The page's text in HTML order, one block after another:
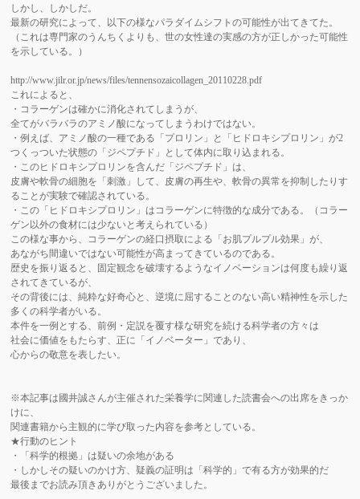
しかし、しかしだ。
最新の研究によって、以下の様なパラダイムシフトの可能性が出てきてた。
（これは専門家のうんちくよりも、世の女性達の実感の方が正しかった可能性
を示している。）
http://www.jilr.or.jp/news/files/tennensozaicollagen_20110228.pdf
これによると、
・コラーゲンは確かに消化されてしまうが、
全てがバラバラのアミノ酸になってしまうわけではない。
・例えば、アミノ酸の一種である「プロリン」と「ヒドロキシプロリン」が2
つくっついた状態の「ジペプチド」として体内に取り込まれる。
・このヒドロキシプロリンを含んだ「ジペプチド」は、
皮膚や軟骨の細胞を「刺激」して、皮膚の再生や、軟骨の異常を抑制したりす
ることが実験で確認されている。
・この「ヒドロキシプロリン」はコラーゲンに特徴的な成分である。（コラー
ゲン以外の食材には少ないと考えられている）
この様な事から、コラーゲンの経口摂取による「お肌プルプル効果」が、
あながち間違いではない可能性が高まってきているのである。
歴史を振り返ると、固定観念を破壊するようなイノベーションは何度も繰り返
されてきているが、
その背後には、純粋な好奇心と、逆境に屈することのない高い精神性を示した
多くの科学者がいる。
本件を一例とする、前例・定説を覆す様な研究を続ける科学者の方々は
社会に価値をもたらす、正に「イノベーター」であり、
心からの敬意を表したい。
※本記事は國井誠さんが主催された栄養学に関連した読書会への出席をきっか
けに、
関連書籍から主観的に学び取った内容を参考としている。
★行動のヒント
・「科学的根拠」は疑いの余地がある
・しかしその疑いのかけ方、疑義の証明は「科学的」で有る方が効果的だ
最後までお読み頂きありがとうございました。